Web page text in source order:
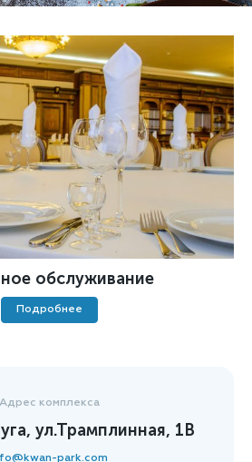
обслуживание
Подробнее
Адрес комплекса
ул.Трамплинная, 1В
park.com